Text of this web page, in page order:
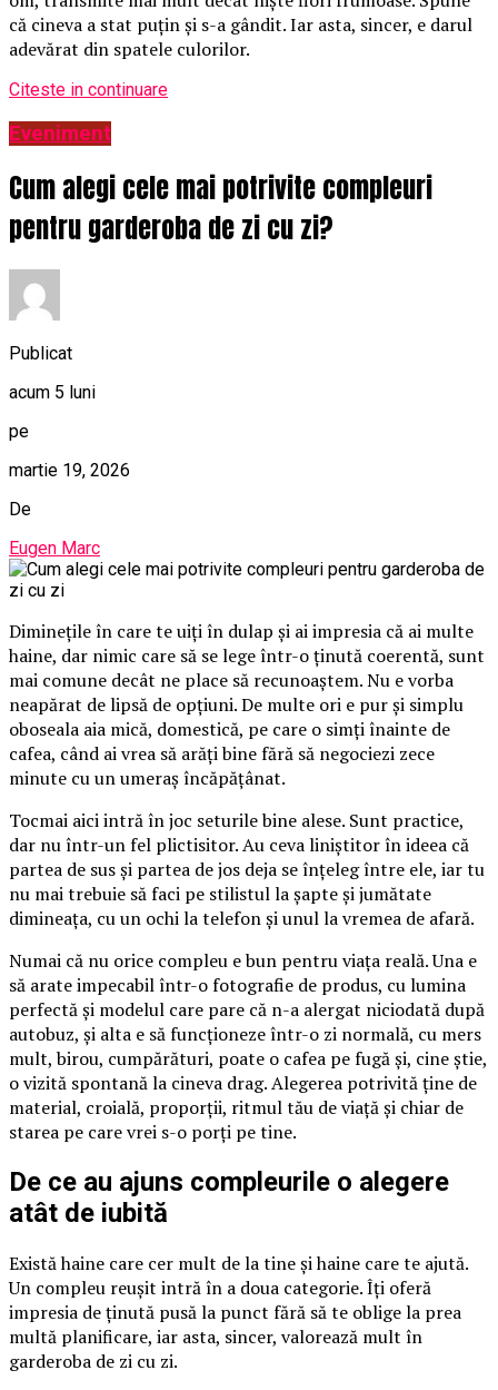
că cineva a stat puțin și s-a gândit. Iar asta, sincer, e darul
adevărat din spatele culorilor.
Citeste in continuare
Eveniment
Cum alegi cele mai potrivite compleuri
pentru garderoba de zi cu zi?
Publicat
acum 5 luni
pe
martie 19, 2026
De
Eugen Marc
Diminețile în care te uiți în dulap și ai impresia că ai multe
haine, dar nimic care să se lege într-o ținută coerentă, sunt
mai comune decât ne place să recunoaștem. Nu e vorba
neapărat de lipsă de opțiuni. De multe ori e pur și simplu
oboseala aia mică, domestică, pe care o simți înainte de
cafea, când ai vrea să arăți bine fără să negociezi zece
minute cu un umeraș încăpățânat.
Tocmai aici intră în joc seturile bine alese. Sunt practice,
dar nu într-un fel plictisitor. Au ceva liniștitor în ideea că
partea de sus și partea de jos deja se înțeleg între ele, iar tu
nu mai trebuie să faci pe stilistul la șapte și jumătate
dimineața, cu un ochi la telefon și unul la vremea de afară.
Numai că nu orice compleu e bun pentru viața reală. Una e
să arate impecabil într-o fotografie de produs, cu lumina
perfectă și modelul care pare că n-a alergat niciodată după
autobuz, și alta e să funcționeze într-o zi normală, cu mers
mult, birou, cumpărături, poate o cafea pe fugă și, cine știe,
o vizită spontană la cineva drag. Alegerea potrivită ține de
material, croială, proporții, ritmul tău de viață și chiar de
starea pe care vrei s-o porți pe tine.
De ce au ajuns compleurile o alegere
atât de iubită
Există haine care cer mult de la tine și haine care te ajută.
Un compleu reușit intră în a doua categorie. Îți oferă
impresia de ținută pusă la punct fără să te oblige la prea
multă planificare, iar asta, sincer, valorează mult în
garderoba de zi cu zi.